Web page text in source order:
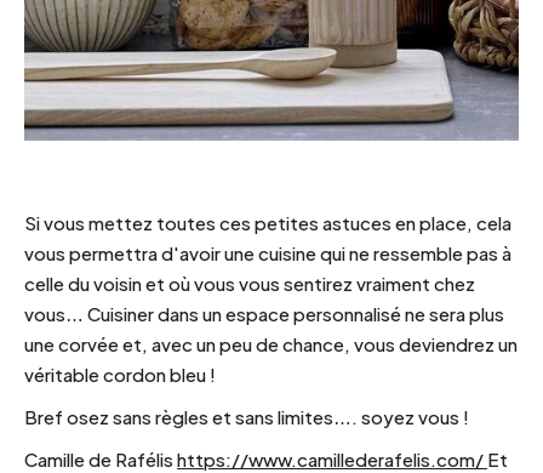
Si vous mettez toutes ces petites astuces en place, cela
vous permettra d'avoir une cuisine qui ne ressemble pas à
celle du voisin et où vous vous sentirez vraiment chez
vous… Cuisiner dans un espace personnalisé ne sera plus
une corvée et, avec un peu de chance, vous deviendrez un
véritable cordon bleu !
Bref osez sans règles et sans limites…. soyez vous !
Camille de Rafélis https://www.camillederafelis.com/ Et